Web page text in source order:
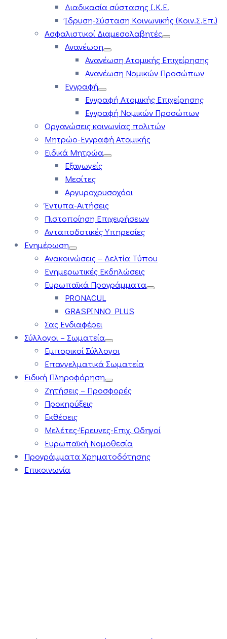
Διαδικασία σύστασης Ι.Κ.Ε.
Ίδρυση-Σύσταση Κοινωνικής (Κοιν.Σ.Επ.)
Ασφαλιστικοί Διαμεσολαβητές
Ανανέωση
Ανανέωση Ατομικής Επιχείρησης
Ανανέωση Νομικών Προσώπων
Εγγραφή
Εγγραφή Ατομικής Επιχείρησης
Εγγραφή Νομικών Προσώπων
Οργανώσεις κοινωνίας πολιτών
Μητρώο-Εγγραφή Ατομικής
Ειδικά Μητρώα
Εξαγωγείς
Μεσίτες
Αργυροχρυσοχόοι
Έντυπα-Αιτήσεις
Πιστοποίηση Επιχειρήσεων
Ανταποδοτικές Υπηρεσίες
Ενημέρωση
Ανακοινώσεις – Δελτία Τύπου
Ενημερωτικές Εκδηλώσεις
Ευρωπαϊκά Προγράμματα
PRONACUL
GRASPINNO PLUS
Σας Ενδιαφέρει
Σύλλογοι – Σωματεία
Εμπορικοί Σύλλογοι
Επαγγελματικά Σωματεία
Ειδική Πληροφόρηση
Ζητήσεις – Προσφορές
Προκηρύξεις
Εκθέσεις
Μελέτες-Έρευνες-Επιχ. Οδηγοί
Ευρωπαϊκή Νομοθεσία
Προγράμματα Χρηματοδότησης
Επικοινωνία